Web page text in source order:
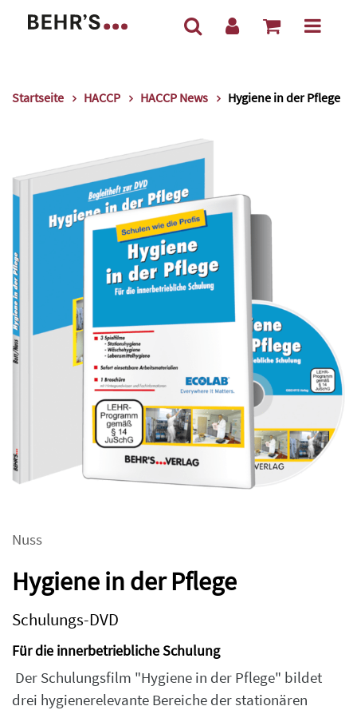
Startseite HACCP HACCP News Hygiene in der Pflege
Nuss
Hygiene in der Pflege
Schulungs-DVD
Für die innerbetriebliche Schulung
Der Schulungsfilm "Hygiene in der Pflege" bildet
drei hygienerelevante Bereiche der stationären